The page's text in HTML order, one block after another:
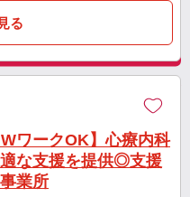
る
ワークOK】心療内科
な支援を提供◎支援
業所